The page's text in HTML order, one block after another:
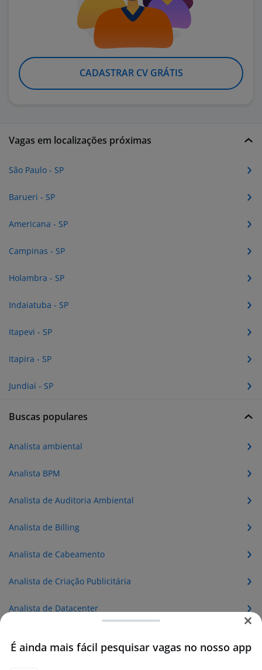
CADASTRAR CV GRÁTIS
Vagas em localizações próximas
São Paulo - SP
Barueri - SP
Americana - SP
Campinas - SP
Holambra - SP
Indaiatuba - SP
Itapevi - SP
Itapira - SP
Jundiaí - SP
Buscas populares
Analista ambiental
Analista BPM
Analista de Auditoria Ambiental
Analista de Billing
Analista de Cabeamento
Analista de Criação Publicitária
Analista de Datacenter
É ainda mais fácil pesquisar vagas no nosso app